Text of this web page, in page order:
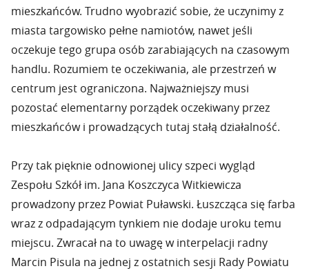
mieszkańców. Trudno wyobrazić sobie, że uczynimy z
miasta targowisko pełne namiotów, nawet jeśli
oczekuje tego grupa osób zarabiających na czasowym
handlu. Rozumiem te oczekiwania, ale przestrzeń w
centrum jest ograniczona. Najważniejszy musi
pozostać elementarny porządek oczekiwany przez
mieszkańców i prowadzących tutaj stałą działalność.
Przy tak pięknie odnowionej ulicy szpeci wygląd
Zespołu Szkół im. Jana Koszczyca Witkiewicza
prowadzony przez Powiat Puławski. Łuszcząca się farba
wraz z odpadającym tynkiem nie dodaje uroku temu
miejscu. Zwracał na to uwagę w interpelacji radny
Marcin Pisula na jednej z ostatnich sesji Rady Powiatu